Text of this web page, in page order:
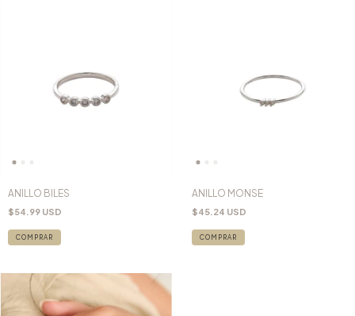
ANILLO BILES
$54.99 USD
COMPRAR
ANILLO MONSE
$45.24 USD
COMPRAR